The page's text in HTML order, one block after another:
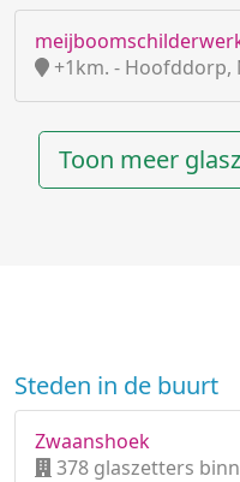
+1km. - Hoofddorp,
Toon meer
Steden in de buurt
Zwaanshoek
378 glaszetters